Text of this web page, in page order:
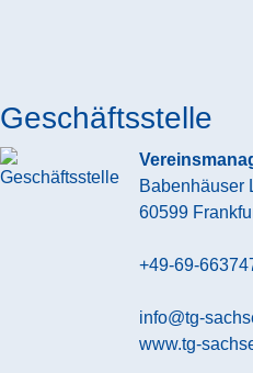
Geschäftsstelle
Babenhäuser
60599
+49-69-
info@tg-
www.tg-